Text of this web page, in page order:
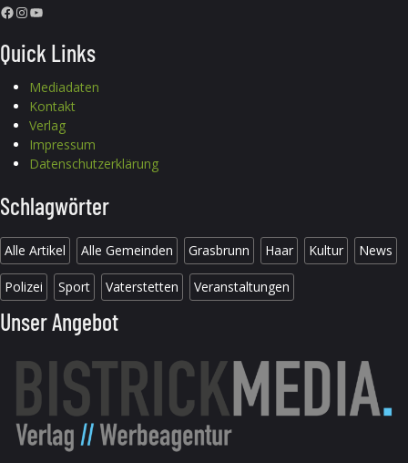
Facebook InstagramYouTube
Quick Links
Mediadaten
Kontakt
Verlag
Impressum
Datenschutzerklärung
Schlagwörter
Alle Artikel Alle Gemeinden Grasbrunn Haar Kultur News
Polizei Sport Vaterstetten Veranstaltungen
Unser Angebot